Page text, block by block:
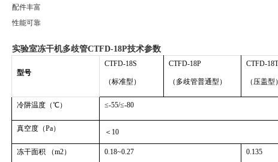
配件丰富
性能可靠
实验室冻干机多歧管CTFD-18P技术参数
型号
CTFD-18S
（标准型）
CTFD-18P
（多歧管普通型）
CTFD-
（压盖型
冷阱温度（℃） ≤-55/≤-80
真空度（Pa） ＜10
冻干面积 （m2） 0.18~0.27 0.135